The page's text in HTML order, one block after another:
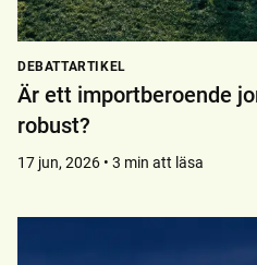
DEBATTARTIKEL
Är ett importberoende
robust?
17 jun, 2026 • 3 min att läsa